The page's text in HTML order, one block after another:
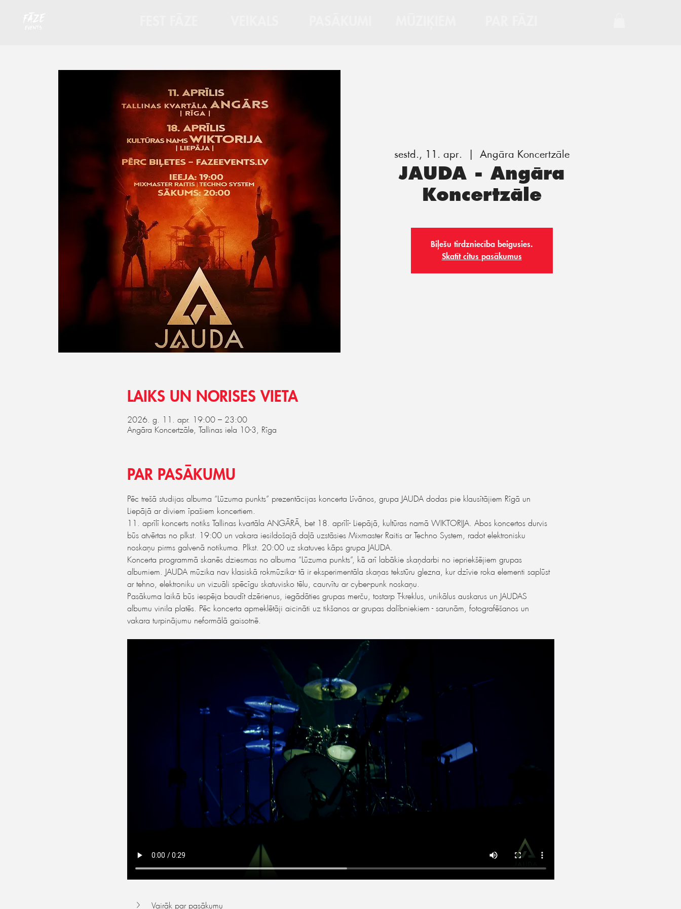
sestd., 11. apr. Angāra Koncertzāle
JAUDA - Angāra
Koncertzāle
Biļešu tirdzniecība beigusies.
Skatīt citus pasākumus
LAIKS UN NORISES VIETA
2026. g. 11. apr. 19:00 – 23:00
Angāra Koncertzāle, Tallinas iela 10-3, Rīga
PAR PASĀKUMU
Pēc trešā studijas albuma “Lūzuma punkts” prezentācijas koncerta Līvānos, grupa JAUDA dodas pie klausītājiem Rīgā un
Liepājā ar diviem īpašiem koncertiem.
11. aprīlī koncerts notiks Tallinas kvartāla ANGĀRĀ, bet 18. aprīlī- Liepājā, kultūras namā WIKTORIJA. Abos koncertos durvis
būs atvērtas no plkst. 19:00 un vakara iesildošajā daļā uzstāsies Mixmaster Raitis ar Techno System, radot elektronisku
noskaņu pirms galvenā notikuma. Plkst. 20:00 uz skatuves kāps grupa JAUDA.
Koncerta programmā skanēs dziesmas no albuma “Lūzuma punkts”, kā arī labākie skaņdarbi no iepriekšējiem grupas
albumiem. JAUDA mūzika nav klasiskā rokmūzika- tā ir eksperimentāla skaņas tekstūru glezna, kur dzīvie roka elementi saplūst
ar tehno, elektroniku un vizuāli spēcīgu skatuvisko tēlu, caurvītu ar cyber-punk noskaņu.
Pasākuma laikā būs iespēja baudīt dzērienus, iegādāties grupas merču, tostarp T-kreklus, unikālus auskarus un JAUDAS
albumu vinila platēs. Pēc koncerta apmeklētāji aicināti uz tikšanos ar grupas dalībniekiem - sarunām, fotografēšanos un
vakara turpinājumu neformālā gaisotnē.
Vairāk par pasākumu